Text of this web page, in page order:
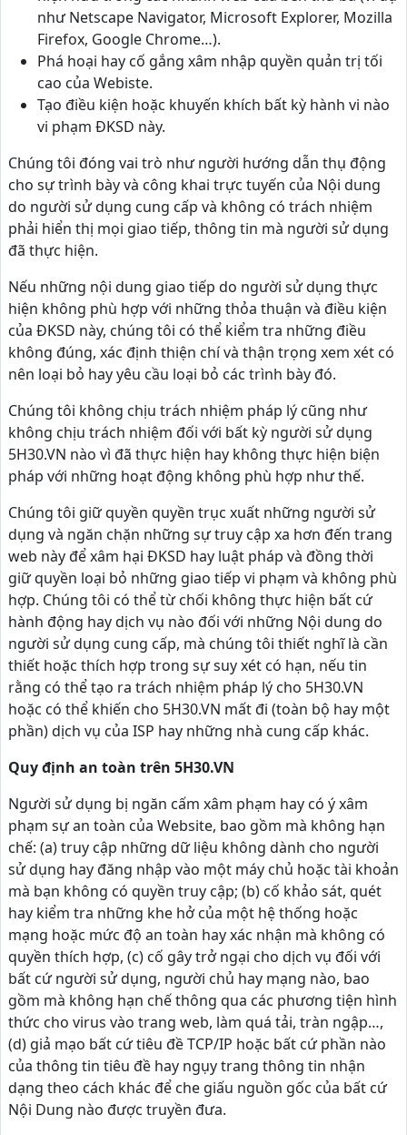
như Netscape Navigator, Microsoft Explorer, Mozilla
Firefox, Google Chrome…).
Phá hoại hay cố gắng xâm nhập quyền quản trị tối
cao của Webiste.
Tạo điều kiện hoặc khuyến khích bất kỳ hành vi nào
vi phạm ĐKSD này.
Chúng tôi đóng vai trò như người hướng dẫn thụ động
cho sự trình bày và công khai trực tuyến của Nội dung
do người sử dụng cung cấp và không có trách nhiệm
phải hiển thị mọi giao tiếp, thông tin mà người sử dụng
đã thực hiện.
Nếu những nội dung giao tiếp do người sử dụng thực
hiện không phù hợp với những thỏa thuận và điều kiện
của ĐKSD này, chúng tôi có thể kiểm tra những điều
không đúng, xác định thiện chí và thận trọng xem xét có
nên loại bỏ hay yêu cầu loại bỏ các trình bày đó.
Chúng tôi không chịu trách nhiệm pháp lý cũng như
không chịu trách nhiệm đối với bất kỳ người sử dụng
5H30.VN nào vì đã thực hiện hay không thực hiện biện
pháp với những hoạt động không phù hợp như thế.
Chúng tôi giữ quyền quyền trục xuất những người sử
dụng và ngăn chặn những sự truy cập xa hơn đến trang
web này để xâm hại ĐKSD hay luật pháp và đồng thời
giữ quyền loại bỏ những giao tiếp vi phạm và không phù
hợp. Chúng tôi có thể từ chối không thực hiện bất cứ
hành động hay dịch vụ nào đối với những Nội dung do
người sử dụng cung cấp, mà chúng tôi thiết nghĩ là cần
thiết hoặc thích hợp trong sự suy xét có hạn, nếu tin
rằng có thể tạo ra trách nhiệm pháp lý cho 5H30.VN
hoặc có thể khiến cho 5H30.VN mất đi (toàn bộ hay một
phần) dịch vụ của ISP hay những nhà cung cấp khác.
Quy định an toàn trên 5H30.VN
Người sử dụng bị ngăn cấm xâm phạm hay có ý xâm
phạm sự an toàn của Website, bao gồm mà không hạn
chế: (a) truy cập những dữ liệu không dành cho người
sử dụng hay đăng nhập vào một máy chủ hoặc tài khoản
mà bạn không có quyền truy cập; (b) cố khảo sát, quét
hay kiểm tra những khe hở của một hệ thống hoặc
mạng hoặc mức độ an toàn hay xác nhận mà không có
quyền thích hợp, (c) cố gây trở ngại cho dịch vụ đối với
bất cứ người sử dụng, người chủ hay mạng nào, bao
gồm mà không hạn chế thông qua các phương tiện hình
thức cho virus vào trang web, làm quá tải, tràn ngập…,
(d) giả mạo bất cứ tiêu đề TCP/IP hoặc bất cứ phần nào
của thông tin tiêu đề hay ngụy trang thông tin nhận
dạng theo cách khác để che giấu nguồn gốc của bất cứ
Nội Dung nào được truyền đưa.